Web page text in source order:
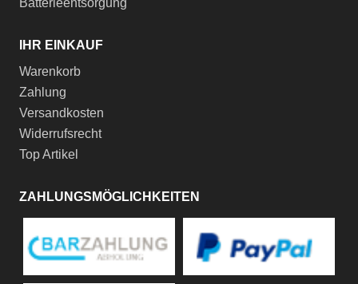
Batterieentsorgung
IHR EINKAUF
Warenkorb
Zahlung
Versandkosten
Widerrufsrecht
Top Artikel
ZAHLUNGSMÖGLICHKEITEN